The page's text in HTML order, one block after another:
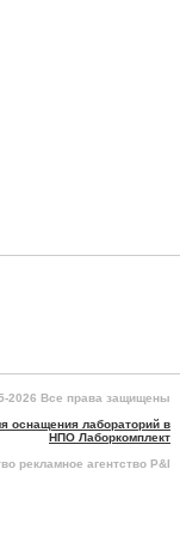
2026 Все права защищены
оснащения лабораторий в
НПО Лаборкомплект
рекламное агентство P&I